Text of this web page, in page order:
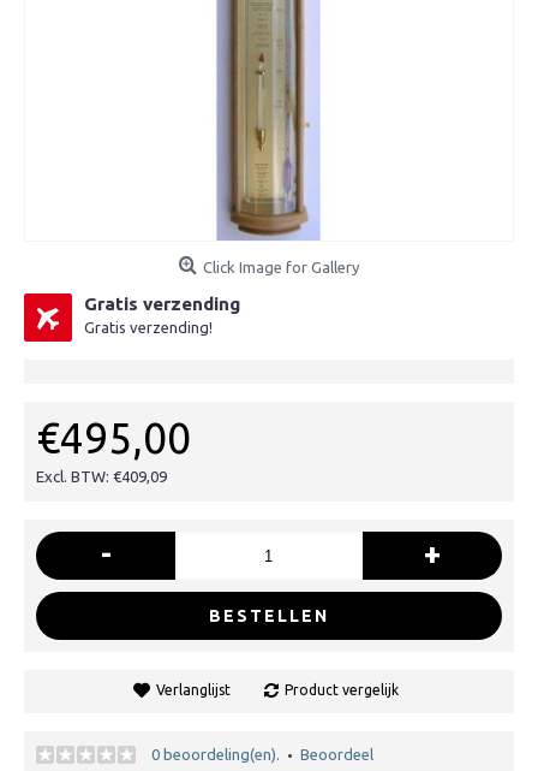
Click Image for Gallery
Gratis verzending
Gratis verzending!
€495,00
Excl. BTW: €409,09
- +
BESTELLEN
Verlanglijst Product vergelijk
0 beoordeling(en). • Beoordeel